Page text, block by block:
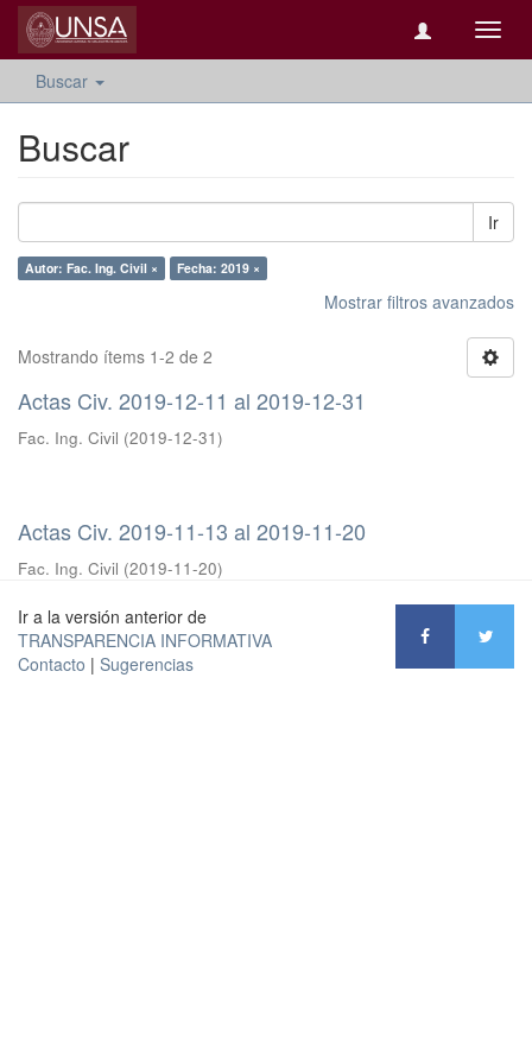
Buscar
Buscar
Ir
Autor: Fac. Ing. Civil × Fecha: 2019 ×
Mostrar filtros avanzados
Mostrando ítems 1-2 de 2
Actas Civ. 2019-12-11 al 2019-12-31
Fac. Ing. Civil (2019-12-31)
Actas Civ. 2019-11-13 al 2019-11-20
Fac. Ing. Civil (2019-11-20)
Ir a la versión anterior de
TRANSPARENCIA INFORMATIVA
Contacto | Sugerencias